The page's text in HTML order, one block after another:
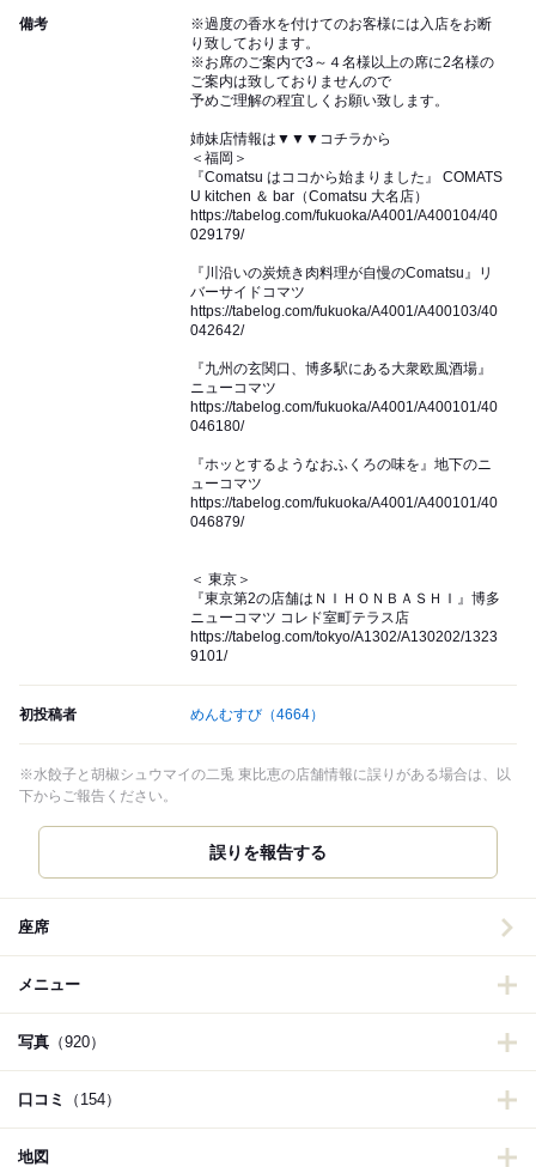
備考
※過度の香水を付けてのお客様には入店をお断
り致しております。
※お席のご案内で3～４名様以上の席に2名様の
ご案内は致しておりませんので
予めご理解の程宜しくお願い致します。
姉妹店情報は▼▼▼コチラから
＜福岡＞
『Comatsu はココから始まりました』 COMATS
U kitchen ＆ bar（Comatsu 大名店）
https://tabelog.com/fukuoka/A4001/A400104/40
029179/
『川沿いの炭焼き肉料理が自慢のComatsu』リ
バーサイドコマツ
https://tabelog.com/fukuoka/A4001/A400103/40
042642/
『九州の玄関口、博多駅にある大衆欧風酒場』
ニューコマツ
https://tabelog.com/fukuoka/A4001/A400101/40
046180/
『ホッとするようなおふくろの味を』地下のニ
ューコマツ
https://tabelog.com/fukuoka/A4001/A400101/40
046879/
＜ 東京＞
『東京第2の店舗はＮＩＨＯＮＢＡＳＨＩ』博多
ニューコマツ コレド室町テラス店
https://tabelog.com/tokyo/A1302/A130202/1323
9101/
初投稿者 めんむすび （4664）
※水餃子と胡椒シュウマイの二兎 東比恵の店舗情報に誤りがある場合は、以
下からご報告ください。
誤りを報告する
座席
メニュー
写真 （920）
口コミ （154）
地図